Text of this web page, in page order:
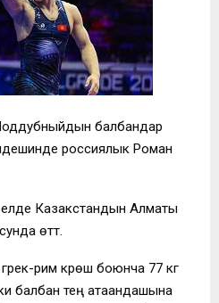
балбандар
россиялык Роман
Казакстандын Алматы
өттү.
рим күрөшү боюнча 77 кг
балбан тең атаандашына